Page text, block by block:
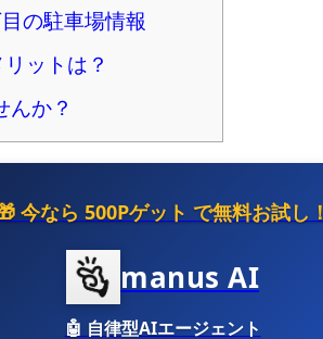
の駐車場情報
ットは？
んか？
今なら 500Pゲット で無料お試し！
manus AI
🤖 自律型AIエージェント